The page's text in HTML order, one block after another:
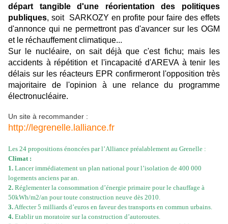
départ tangible d'une réorientation des politiques
publiques, soit SARKOZY en profite pour faire des effets
d'annonce qui ne permettront pas d'avancer sur les OGM
et le réchauffement climatique...
Sur le nucléaire, on sait déjà que c'est fichu; mais les
accidents à répétition et l'incapacité d'AREVA à tenir les
délais sur les réacteurs EPR confirmeront l'opposition très
majoritaire de l'opinion à une relance du programme
électronucléaire.
Un site à recommander :
http://legrenelle.lalliance.fr
Les 24 propositions énoncées par l’Alliance préalablement au Grenelle :
Climat :
1. Lancer immédiatement un plan national pour l’isolation de 400 000
logements anciens par an.
2. Réglementer la consommation d’énergie primaire pour le chauffage à
50kWh/m2/an pour toute construction neuve dès 2010.
3.Affecter 5 milliards d’euros en faveur des transports en commun urbains.
4. Etablir un moratoire sur la construction d’autoroutes.